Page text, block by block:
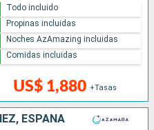
US$ 1,880 +Tasas
Todo incluido
Propinas incluidas
Noches AzAmazing incluidas
Comidas incluidas
ESPAÑA